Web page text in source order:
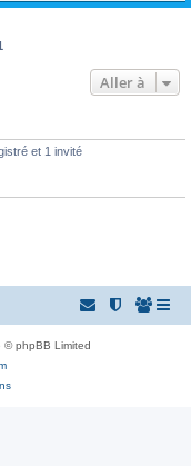
Aller à
et 1 invité
© phpBB Limited